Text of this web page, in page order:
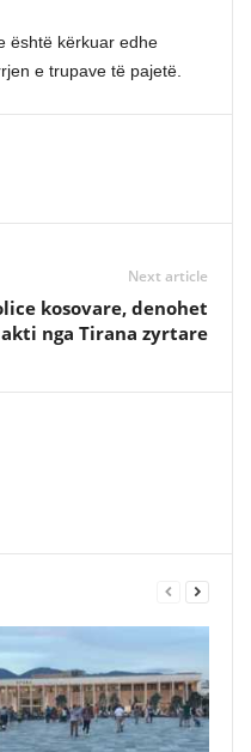
është kërkuar edhe
e trupave të pajetë.
Next article
kosovare, denohet
akti nga Tirana zyrtare